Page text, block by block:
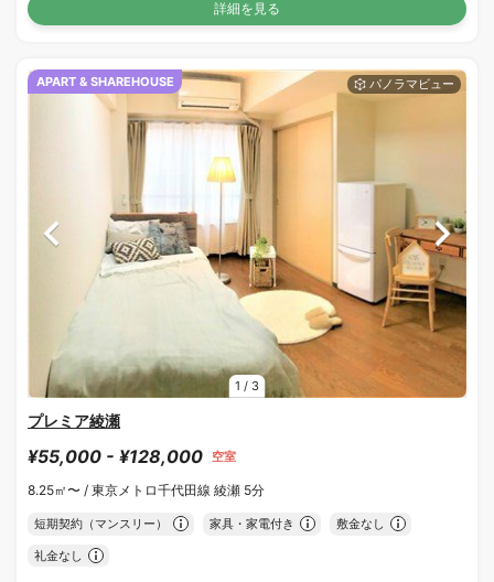
詳細を見る
1 / 3
APART & SHAREHOUSE
プレミア綾瀬
¥55,000 - ¥128,000 空室
8.25㎡〜 / 東京メトロ千代田線 綾瀬 5分
短期契約（マンスリー） 家具・家電付き 敷金なし
礼金なし